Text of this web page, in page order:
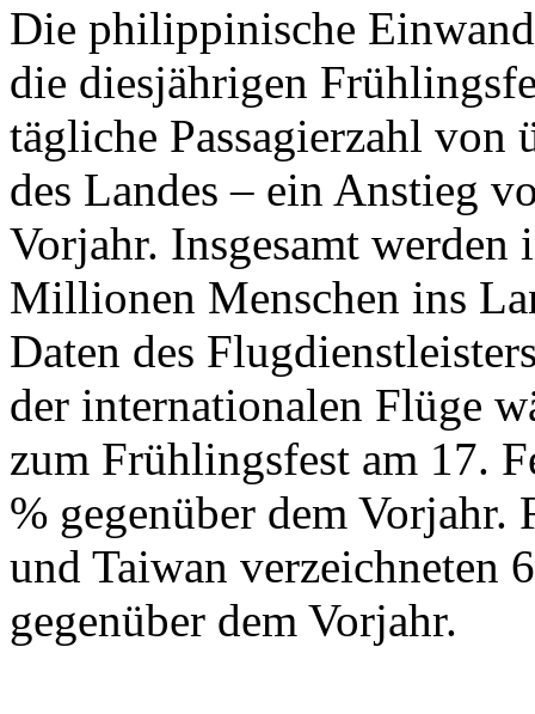
Die philippinische
die diesjährigen
tägliche Passagierzahl
des Landes – ein Anstieg
Vorjahr. Insgesamt werden
Millionen Menschen ins
Daten des
der internationalen Flüge
zum Frühlingsfest am 17.
% gegenüber dem
und Taiwan verzeichneten
gegenüber dem Vorjahr.